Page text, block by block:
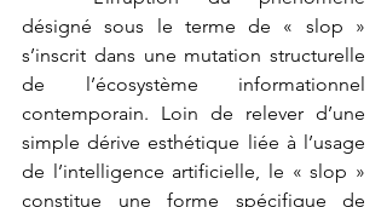
désigné sous le terme de « slop »
s’inscrit dans une mutation structurelle
de l’écosystème informationnel
contemporain. Loin de relever d’une
simple dérive esthétique liée à l’usage
de l’intelligence artificielle, le « slop »
constitue une forme spécifique de